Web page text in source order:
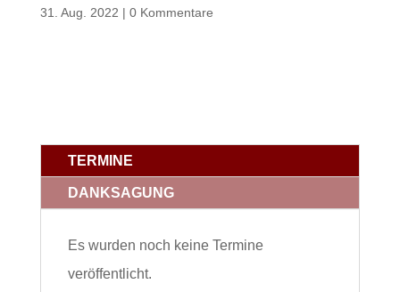
31. Aug. 2022 | 0 Kommentare
TERMINE
DANKSAGUNG
Es wurden noch keine Termine
veröffentlicht.